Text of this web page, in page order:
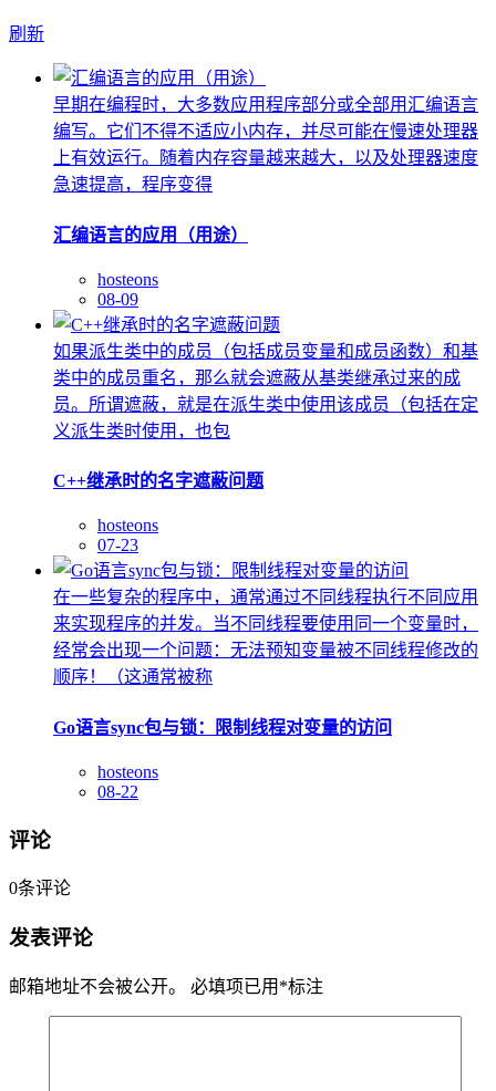
刷新
早期在编程时，大多数应用程序部分或全部用汇编语言
编写。它们不得不适应小内存，并尽可能在慢速处理器
上有效运行。随着内存容量越来越大，以及处理器速度
急速提高，程序变得
汇编语言的应用（用途）
hosteons
08-09
如果派生类中的成员（包括成员变量和成员函数）和基
类中的成员重名，那么就会遮蔽从基类继承过来的成
员。所谓遮蔽，就是在派生类中使用该成员（包括在定
义派生类时使用，也包
C++继承时的名字遮蔽问题
hosteons
07-23
在一些复杂的程序中，通常通过不同线程执行不同应用
来实现程序的并发。当不同线程要使用同一个变量时，
经常会出现一个问题：无法预知变量被不同线程修改的
顺序！（这通常被称
Go语言sync包与锁：限制线程对变量的访问
hosteons
08-22
评论
0条评论
发表评论
邮箱地址不会被公开。 必填项已用 *标注